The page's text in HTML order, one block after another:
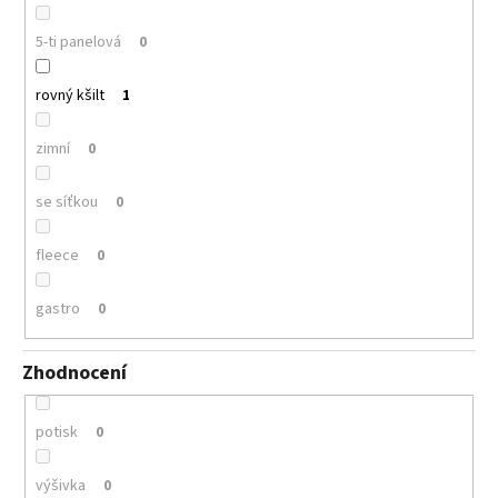
5-ti panelová 0
rovný kšilt 1
zimní 0
se síťkou 0
fleece 0
gastro 0
Zhodnocení
potisk 0
výšivka 0